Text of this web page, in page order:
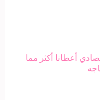
أعطانا أكثر مما